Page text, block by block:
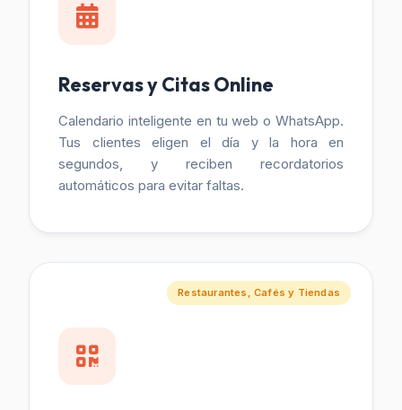
Reservas y Citas Online
Calendario inteligente en tu web o WhatsApp.
Tus clientes eligen el día y la hora en
segundos, y reciben recordatorios
automáticos para evitar faltas.
Restaurantes, Cafés y Tiendas